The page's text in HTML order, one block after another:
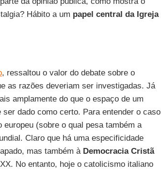
Hábito a um papel central da Igreja
, ressaltou o valor do debate sobre o
as razões deveriam ser investigadas. Já
amplamente do que o espaço de um
dado como certo. Para entender o caso
(sobre o qual pesa também a
Claro que há uma especificidade
mas também à Democracia Cristã
No entanto, hoje o catolicismo italiano